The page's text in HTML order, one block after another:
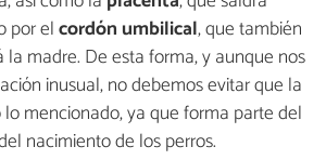
por elcordón umbilical, que también
madre. De esta forma, y aunque nos
inusual, no debemos evitar que la
mencionado, ya que forma parte del
nacimiento de los perros.